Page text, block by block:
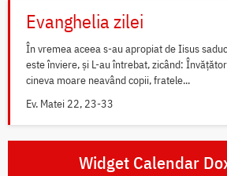
Evanghelia zilei
În vremea aceea s-au apropiat de Iisus
este înviere, și L-au întrebat, zicând:
cineva moare neavând copii, fratele...
Ev. Matei 22, 23-33
Widget Calendar